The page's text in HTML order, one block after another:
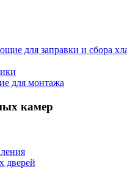
для заправки и сбора
для монтажа
камер
дверей